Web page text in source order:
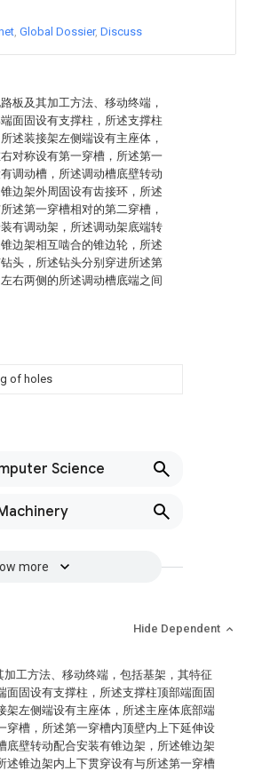
板及其加工方法、移动终端，
面固设有支撑柱，所述支撑柱
述装接架左侧端设有主座体，
对称设有第一穿槽，所述第一
调动槽，所述调动槽底壁转动
边架外周固设有齿接环，所述
述第一穿槽相对的第二穿槽，
有调动架，所述调动架底端转
边架相互啮合的锥边轮，所述
头，所述钻头分别穿进所述第
右两侧的所述调动槽底端之间
of holes
Science
more
Global Dossier Discuss
Hide Dependent
加工方法、移动终端，包括基架，其特征
面固设有支撑柱，所述支撑柱顶部端面固
架左侧端设有主座体，所述主座体底部端
穿槽，所述第一穿槽内顶壁内上下延伸设
底壁转动配合安装有锥边架，所述锥边架
述锥边架内上下贯穿设有与所述第一穿槽